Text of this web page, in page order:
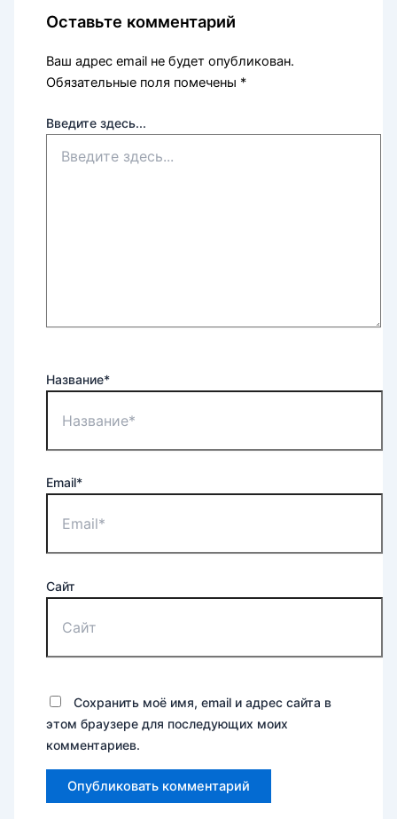
Оставьте комментарий
Ваш адрес email не будет опубликован.
Обязательные поля помечены *
Введите здесь...
Название*
Email*
Сайт
Сохранить моё имя, email и адрес сайта в
этом браузере для последующих моих
комментариев.